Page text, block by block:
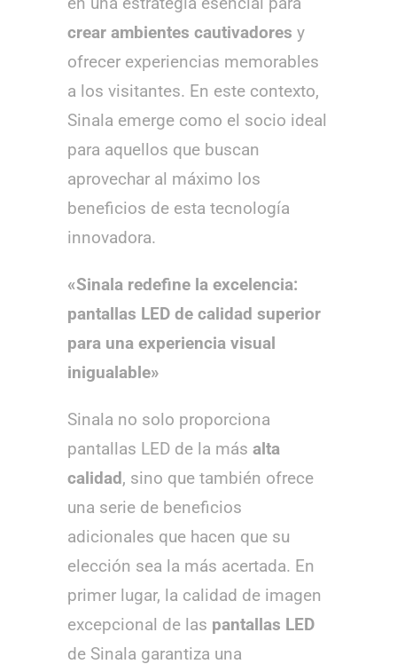
crear ambientes cautivadores y
ofrecer experiencias memorables
a los visitantes. En este contexto,
Sinala emerge como el socio ideal
para aquellos que buscan
aprovechar al máximo los
beneficios de esta tecnología
innovadora.
«Sinala redefine la excelencia:
pantallas LED de calidad superior
para una experiencia visual
inigualable»
Sinala no solo proporciona
pantallas LED de la más alta
calidad, sino que también ofrece
una serie de beneficios
adicionales que hacen que su
elección sea la más acertada. En
primer lugar, la calidad de imagen
excepcional de las pantallas LED
de Sinala garantiza una